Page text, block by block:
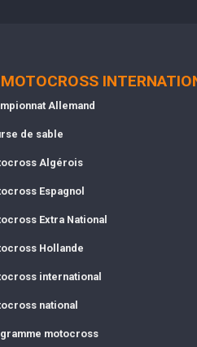
MOTOCROSS
Allemand
de sable
Algérois
Espagnol
Extra National
Hollande
international
national
motocross